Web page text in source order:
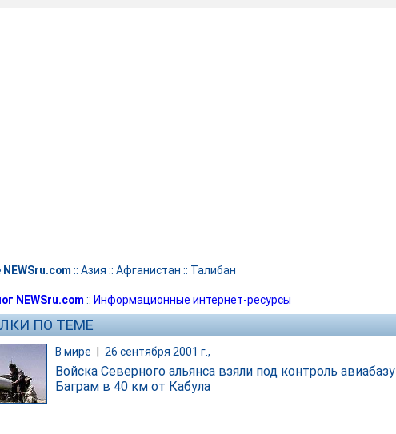
:: Азия :: Афганистан :: Талибан
NEWSru.com :: Информационные интернет-ресурсы
ПО ТЕМЕ
В мире 26 сентября 2001 г.,
Войска Северного альянса взяли под контроль авиабазу
Баграм в 40 км от Кабула